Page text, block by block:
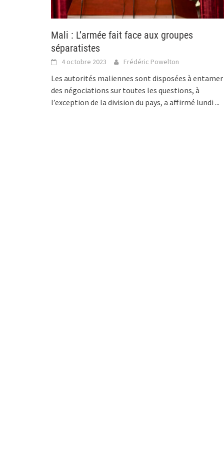
Mali : L’armée fait face aux groupes
séparatistes
4 octobre 2023 Frédéric Powelton
Les autorités maliennes sont disposées à entamer
des négociations sur toutes les questions, à
l’exception de la division du pays, a affirmé lundi ...